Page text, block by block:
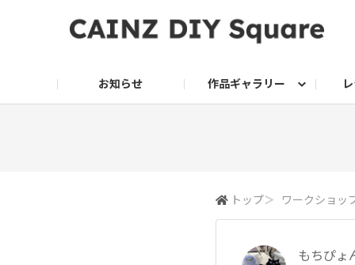
お知らせ 作品ギャラリー
トップ＞ ワークショッ
もちぴょ